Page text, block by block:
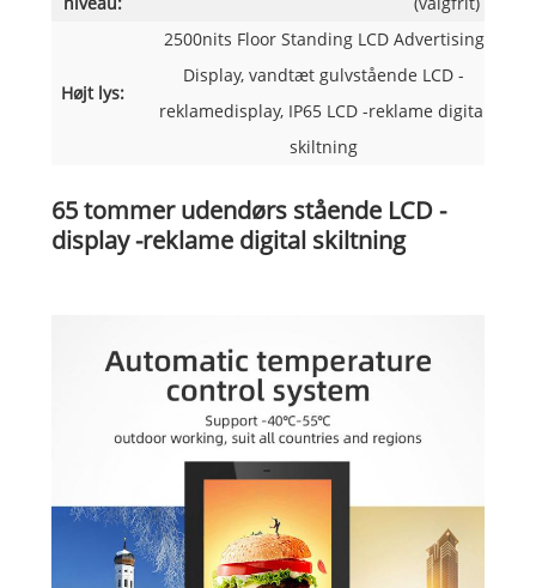
Højt lys:
2500nits Floor Standing LCD Advertising
Display, vandtæt gulvstående LCD -
reklamedisplay, IP65 LCD -reklame digital
skiltning
65 tommer udendørs stående LCD -
display -reklame digital skiltning